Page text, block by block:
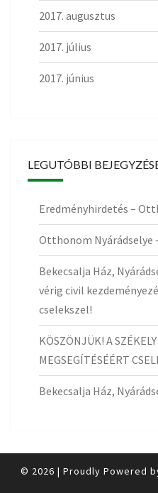
2017. augusztus
2017. július
2017. június
LEGUTÓBBI
Eredményhirdetés –
Otthonom Nyárádselye
Bekecsalja Ház,
vérig civil
cselekszel!
KÖSZÖNJÜK! A
MEGSEGÍTÉSÉÉRT
Bekecsalja Ház,
© 2026 | Proudly Powered